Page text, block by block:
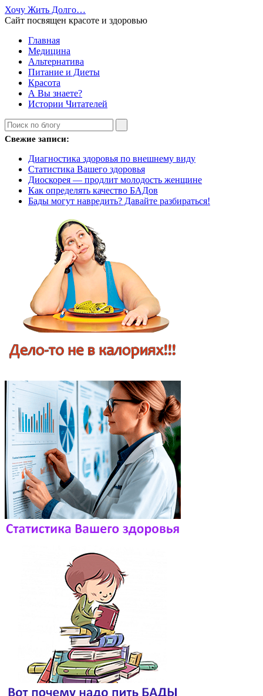
Хочу Жить Долго…
Сайт посвящен красоте и здоровью
Главная
Медицина
Альтернатива
Питание и Диеты
Красота
А Вы знаете?
Истории Читателей
Свежие записи:
Диагностика здоровья по внешнему виду
Статистика Вашего здоровья
Диоскорея — продлит молодость женщине
Как определять качество БАДов
Бады могут навредить? Давайте разбираться!